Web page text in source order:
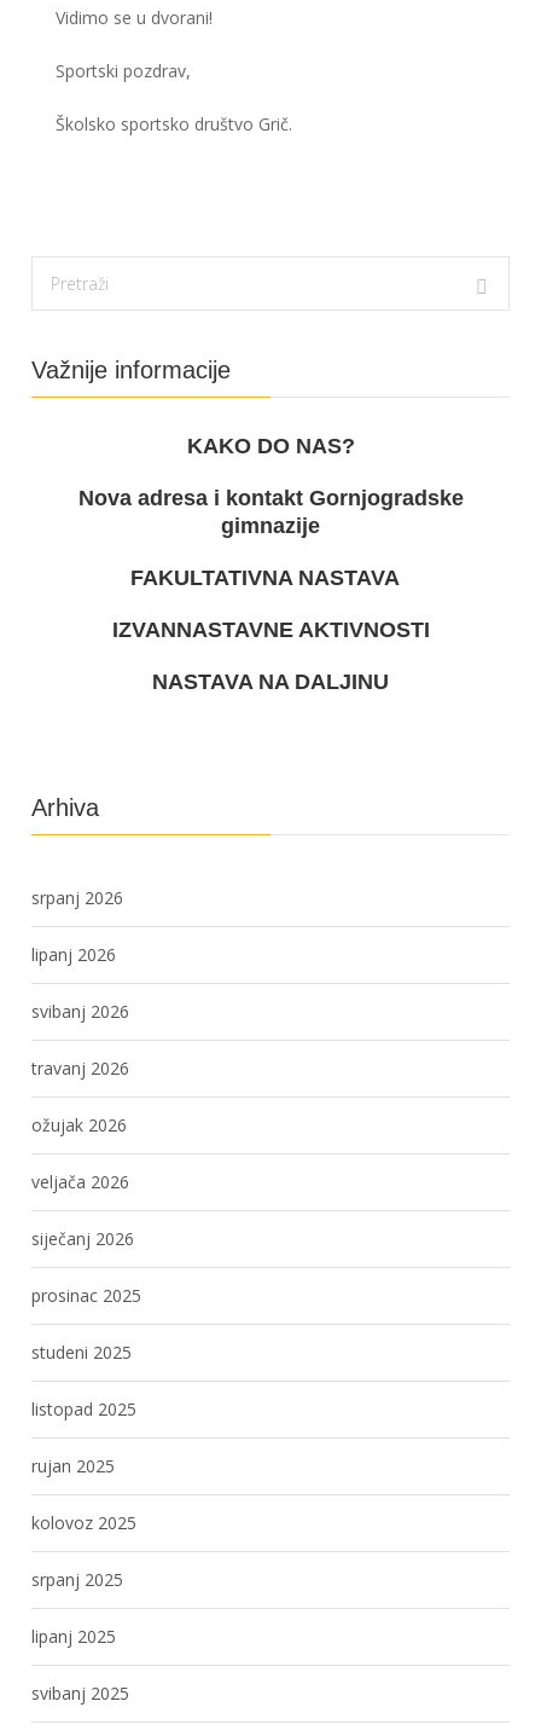
Vidimo se u dvorani!
Sportski pozdrav,
Školsko sportsko društvo Grič.
Važnije informacije
KAKO DO NAS?
Nova adresa i kontakt Gornjogradske
gimnazije
FAKULTATIVNA NASTAVA
IZVANNASTAVNE AKTIVNOSTI
NASTAVA NA DALJINU
Arhiva
srpanj 2026
lipanj 2026
svibanj 2026
travanj 2026
ožujak 2026
veljača 2026
siječanj 2026
prosinac 2025
studeni 2025
listopad 2025
rujan 2025
kolovoz 2025
srpanj 2025
lipanj 2025
svibanj 2025